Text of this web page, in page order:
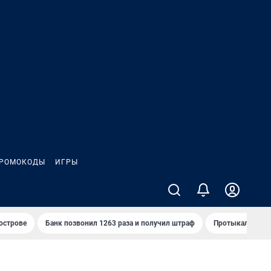
ИГРЫ
Банк позвонил 1263 раза и получил штраф Протыкал